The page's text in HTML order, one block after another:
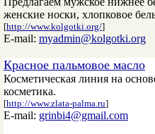
женские носки, хлопковое
[http://www.kolgotki.org/]
E-mail: myadmin@kolgotki.org
Красное пальмовое масло
Косметическая линия на
косметика.
[http://www.zlata-palma.ru]
E-mail: grinbi4@gmail.com